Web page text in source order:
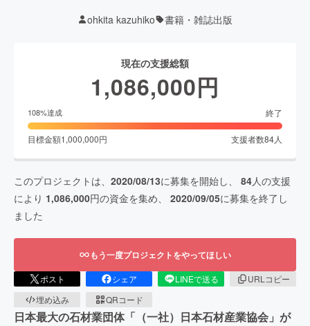
ohkita kazuhiko 書籍・雑誌出版
現在の支援総額
1,086,000円
108%達成 終了
目標金額1,000,000円 支援者数84人
このプロジェクトは、 2020/08/13に募集を開始し、 84人の支援
により 1,086,000円の資金を集め、 2020/09/05に募集を終了し
ました
もう一度プロジェクトをやってほしい
ポスト シェア LINEで送る
URLコピー
埋め込み
QRコード
日本最大の石材業団体「（一社）日本石材産業協会」が